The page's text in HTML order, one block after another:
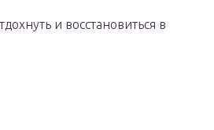
и восстановиться в